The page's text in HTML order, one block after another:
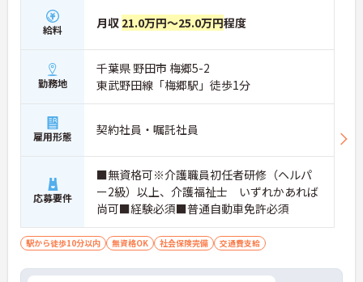
給料 月収 21.0万円～25.0万円程度
勤務地
千葉県 野田市 梅郷5-2
東武野田線「梅郷駅」徒歩1分
雇用形態 契約社員・嘱託社員
応募要件
■無資格可※介護職員初任者研修（ヘルパ
ー2級）以上、介護福祉士 いずれかあれば
尚可■経験必須■普通自動車免許必須
駅から徒歩10分以内 無資格OK 社会保険完備 交通費支給